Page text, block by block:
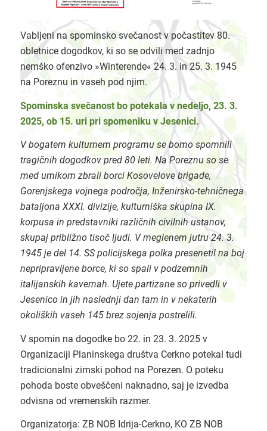
Vabljeni na spominsko svečanost v počastitev 80.
obletnice dogodkov, ki so se odvili med zadnjo
nemško ofenzivo »Winterende« 24. 3. in 25. 3. 1945
na Poreznu in vaseh pod njim.
Spominska svečanost bo potekala v nedeljo, 23. 3.
2025, ob 15. uri pri spomeniku v Jesenici.
V bogatem kulturnem programu se bomo spomnili
tragičnih dogodkov pred 80 leti. Na Poreznu so se
med umikom zbrali borci Kosovelove brigade,
Gorenjskega vojnega področja, Inženirsko-tehničnega
bataljona XXXI. divizije, kulturniška skupina IX.
korpusa in predstavniki različnih civilnih ustanov,
skupaj približno tisoč ljudi. V meglenem jutru 24. 3.
1945 je del 14. SS policijskega polka presenetil na boj
nepripravljene borce, ki so spali v podzemnih
italijanskih kavernah. Ujete partizane so privedli v
Jesenico in jih naslednji dan tam in v nekaterih
okoliških vaseh 145 brez sojenja postrelili.
V spomin na dogodke bo 22. in 23. 3. 2025 v
Organizaciji Planinskega društva Cerkno potekal tudi
tradicionalni zimski pohod na Porezen. O poteku
pohoda boste obveščeni naknadno, saj je izvedba
odvisna od vremenskih razmer.
Organizatorja: ZB NOB Idrija-Cerkno, KO ZB NOB